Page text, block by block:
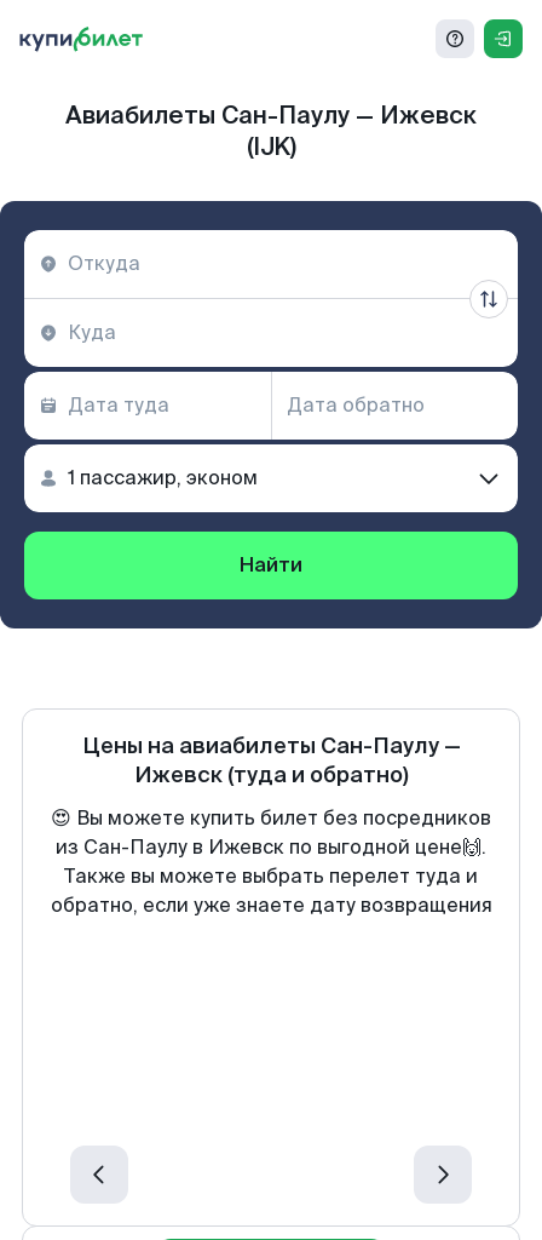
Авиабилеты Сан-Паулу — Ижевск
(IJK)
Найти
Цены на авиабилеты Сан-Паулу—
Ижевск (туда и обратно)
😍 Вы можете купить билет без посредников
из Сан-Паулу в Ижевск по выгодной цене🙌.
Также вы можете выбрать перелет туда и
обратно, если уже знаете дату возвращения